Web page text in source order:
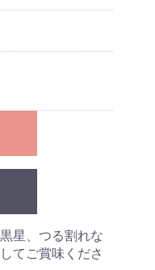
星、つる割れな
てご賞味くださ